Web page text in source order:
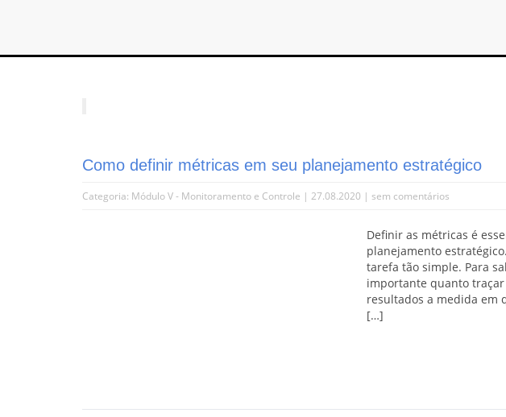
Como definir métricas em seu planejamento estratégico
Categoria: Módulo V - Monitoramento e Controle | 27.08.2020 | sem comentários
Definir as métricas é
planejamento
tarefa tão simple. Para
importante quanto
resultados a medida em
[…]